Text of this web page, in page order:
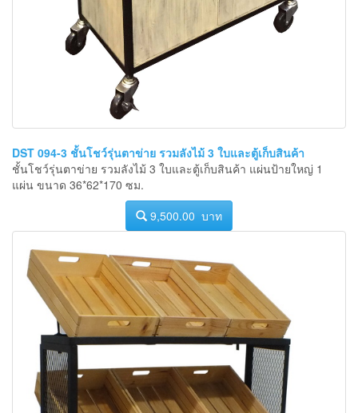
DST 094-3 ชั้นโชว์รุ่นตาข่าย รวมลังไม้ 3 ใบและตู้เก็บสินค้า
ชั้นโชว์รุ่นตาข่าย รวมลังไม้ 3 ใบและตู้เก็บสินค้า แผ่นป้ายใหญ่ 1
แผ่น ขนาด 36*62*170 ซม.
9,500.00 บาท